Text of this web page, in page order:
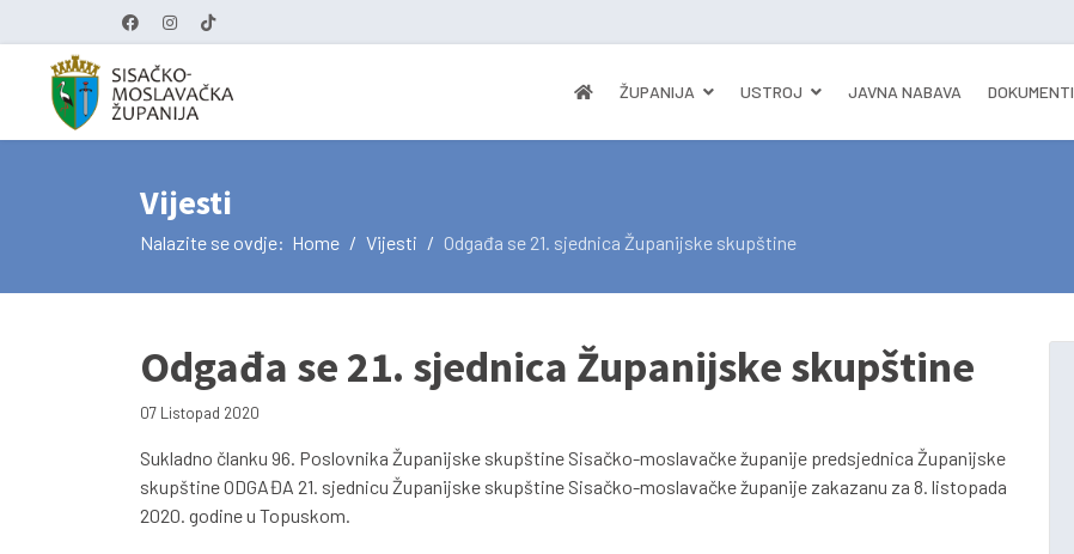
ŽUPANIJA USTROJ JAVNA NABAVA DOKUMENTI
Vijesti
Nalazite se ovdje: Home Vijesti Odgađa se 21. sjednica Županijske skupštine
Odgađa se 21. sjednica Županijske skupštine
07 Listopad 2020
Sukladno članku 96. Poslovnika Županijske skupštine Sisačko-moslavačke županije predsjednica Županijske
skupštine ODGAĐA 21. sjednicu Županijske skupštine Sisačko-moslavačke županije zakazanu za 8. listopada
2020. godine u Topuskom.